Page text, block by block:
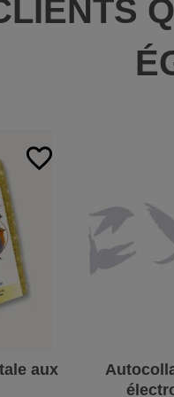
favorite_border
aux